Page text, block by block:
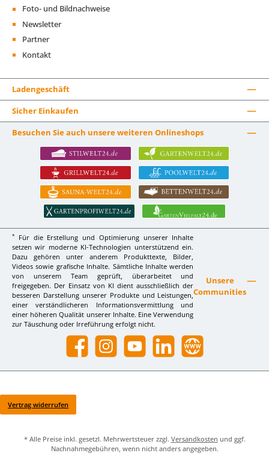
Foto- und Bildnachweise
Newsletter
Partner
Kontakt
Ladengeschäft
Sicher Einkaufen
Besuchen Sie auch unsere weiteren Onlineshops
*
Für die Erstellung und Optimierung unserer Inhalte
setzen wir moderne KI-Technologien unterstützend ein.
Dazu gehören unter anderem Produkttexte, Bilder,
Videos sowie grafische Inhalte. Sämtliche Inhalte werden
von unserem Team geprüft, überarbeitet und
freigegeben. Der Einsatz von KI dient ausschließlich der
besseren Darstellung unserer Produkte und Leistungen,
einer verständlicheren Informationsvermittlung und
einer höheren Qualität unserer Inhalte. Eine Verwendung
zur Täuschung oder Irreführung erfolgt nicht.
Unsere
Communities
Facebook InstagramYouTube LinkedIn Website
Vertrag widerrufen
* Alle Preise inkl. gesetzl. Mehrwertsteuer zzgl. Versandkosten und ggf.
Nachnahmegebühren, wenn nicht anders angegeben.